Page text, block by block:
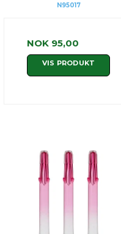
N95017
NOK 95,00
VIS PRODUKT